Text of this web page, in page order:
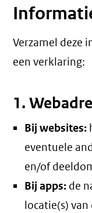
Verzamel deze
een verklaring:
1.
Bij websites:
eventuele
en/of
Bij apps: de
locatie(s)